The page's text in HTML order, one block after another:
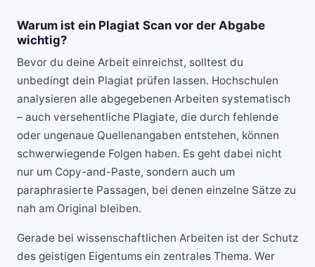
Warum ist ein Plagiat Scan vor der Abgabe
wichtig?
Bevor du deine Arbeit einreichst, solltest du
unbedingt dein Plagiat prüfen lassen. Hochschulen
analysieren alle abgegebenen Arbeiten systematisch
– auch versehentliche Plagiate, die durch fehlende
oder ungenaue Quellenangaben entstehen, können
schwerwiegende Folgen haben. Es geht dabei nicht
nur um Copy-and-Paste, sondern auch um
paraphrasierte Passagen, bei denen einzelne Sätze zu
nah am Original bleiben.
Gerade bei wissenschaftlichen Arbeiten ist der Schutz
des geistigen Eigentums ein zentrales Thema. Wer